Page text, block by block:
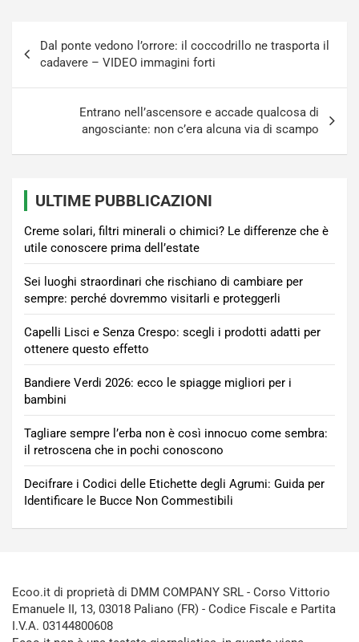
articoli
Dal ponte vedono l’orrore: il coccodrillo ne trasporta il
cadavere – VIDEO immagini forti
Entrano nell’ascensore e accade qualcosa di
angosciante: non c’era alcuna via di scampo
ULTIME PUBBLICAZIONI
Creme solari, filtri minerali o chimici? Le differenze che è
utile conoscere prima dell’estate
Sei luoghi straordinari che rischiano di cambiare per
sempre: perché dovremmo visitarli e proteggerli
Capelli Lisci e Senza Crespo: scegli i prodotti adatti per
ottenere questo effetto
Bandiere Verdi 2026: ecco le spiagge migliori per i
bambini
Tagliare sempre l’erba non è così innocuo come sembra:
il retroscena che in pochi conoscono
Decifrare i Codici delle Etichette degli Agrumi: Guida per
Identificare le Bucce Non Commestibili
Ecoo.it di proprietà di DMM COMPANY SRL - Corso Vittorio
Emanuele II, 13, 03018 Paliano (FR) - Codice Fiscale e Partita
I.V.A. 03144800608